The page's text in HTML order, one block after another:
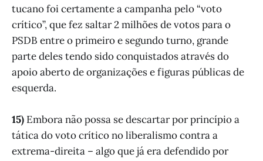
tucano foi certamente a campanha pelo “voto
crítico”, que fez saltar 2 milhões de votos para o
PSDB entre o primeiro e segundo turno, grande
parte deles tendo sido conquistados através do
apoio aberto de organizações e figuras públicas de
esquerda.
15) Embora não possa se descartar por princípio a
tática do voto crítico no liberalismo contra a
extrema-direita – algo que já era defendido por